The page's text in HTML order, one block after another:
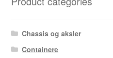
Chassis og aksler
Containere